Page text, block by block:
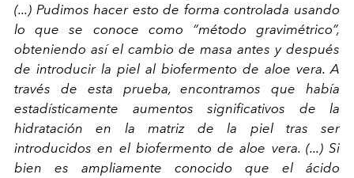
(...) Pudimos hacer esto de forma controlada usando
lo que se conoce como “método gravimétrico”,
obteniendo así el cambio de masa antes y después
de introducir la piel al biofermento de aloe vera. A
través de esta prueba, encontramos que había
estadísticamente aumentos significativos de la
hidratación en la matriz de la piel tras ser
introducidos en el biofermento de aloe vera. (...) Si
bien es ampliamente conocido que el ácido